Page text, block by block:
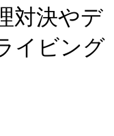
対決やデ
イビング